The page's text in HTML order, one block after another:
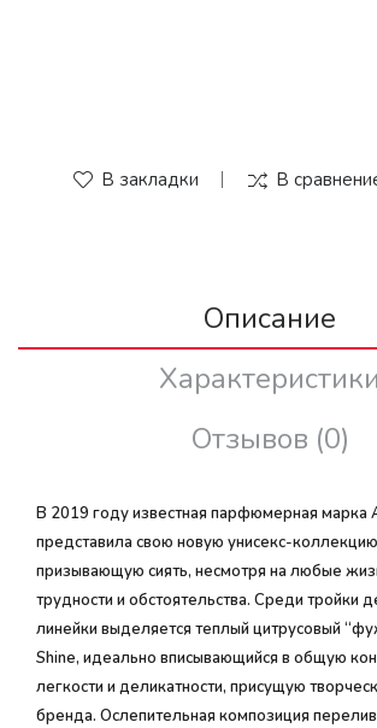
В закладки В
Описание
Характеристики
Отзывов (0)
В 2019 году известная парфюмерная марка
представила свою новую унисекс-
призывающую сиять, несмотря на любые
трудности и обстоятельства. Среди тройки
линейки выделяется теплый цитрусовый
Shine, идеально вписывающийся в общую
легкости и деликатности, присущую
бренда. Ослепительная композиция